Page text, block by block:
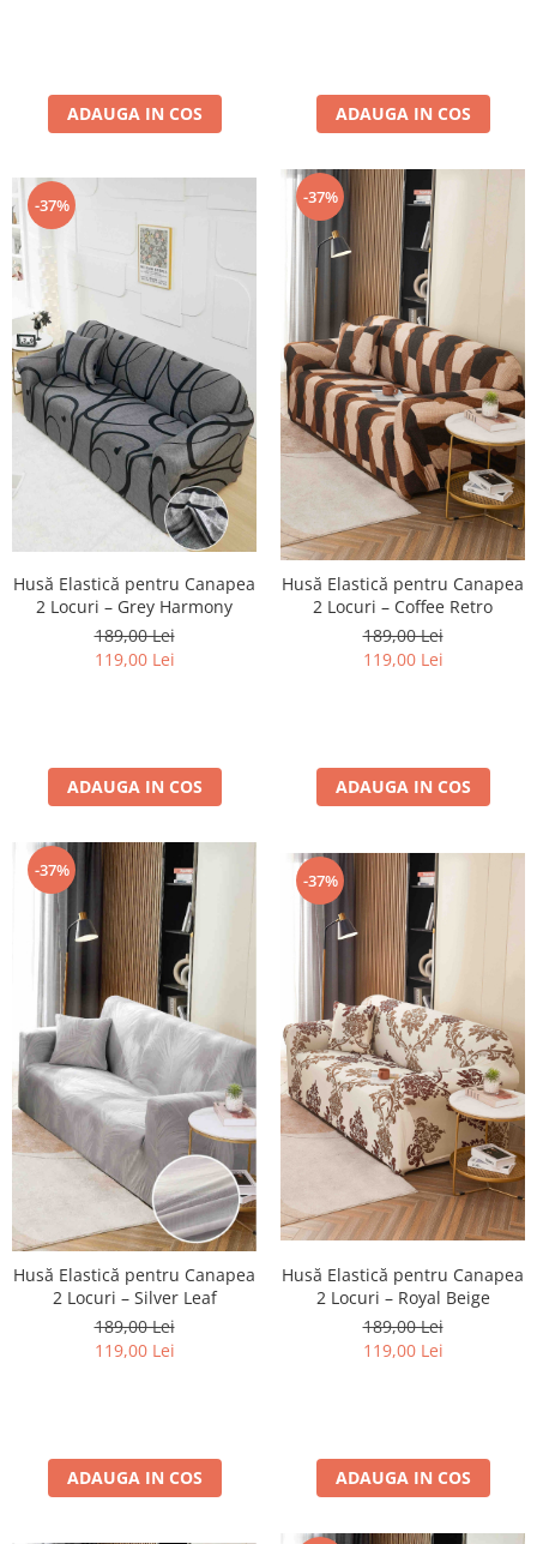
ADAUGA IN COS ADAUGA IN COS
-37%
Husă Elastică pentru Canapea
2 Locuri – Grey Harmony
189,00 Lei
119,00 Lei
ADAUGA IN COS
-37%
Husă Elastică pentru Canapea
2 Locuri – Coffee Retro
189,00 Lei
119,00 Lei
ADAUGA IN COS
-37%
Husă Elastică pentru Canapea
2 Locuri – Silver Leaf
189,00 Lei
119,00 Lei
ADAUGA IN COS
-37%
Husă Elastică pentru Canapea
2 Locuri – Royal Beige
189,00 Lei
119,00 Lei
ADAUGA IN COS